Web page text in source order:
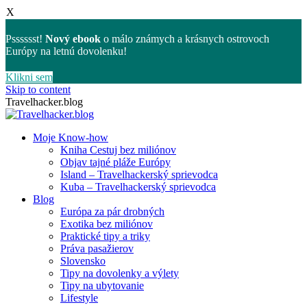
X
Psssssst! Nový ebook o málo známych a krásnych ostrovoch
Európy na letnú dovolenku!
Klikni sem
Skip to content
Travelhacker.blog
Moje Know-how
Kniha Cestuj bez miliónov
Objav tajné pláže Európy
Island – Travelhackerský sprievodca
Kuba – Travelhackerský sprievodca
Blog
Európa za pár drobných
Exotika bez miliónov
Praktické tipy a triky
Práva pasažierov
Slovensko
Tipy na dovolenky a výlety
Tipy na ubytovanie
Lifestyle